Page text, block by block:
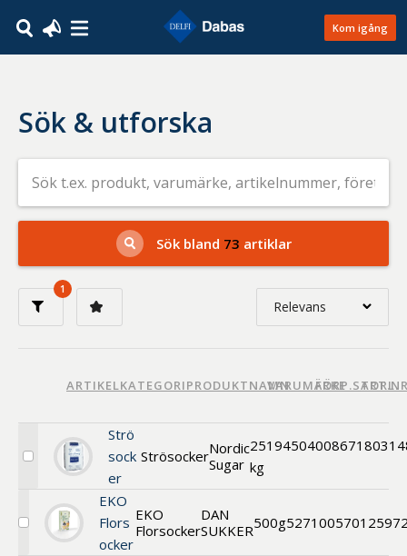
Kom igång
Sök & utforska
Sök
efter
livsmedel
på
t.ex.
produkt,
varumärke,
artikelnummer,
Sök bland 73 artiklar
1
Relevans
Nyaste
Benämning A-
Ö
Ö
Artikelnummer
ARTIKELKATEGORIPRODUKTNAMNVARUMÄRKEFÖRP.STORL.
Välj
Extravitt
Strö
sock
er
StrösockerNordic
Sugar
25
kg
1945
Välj
EKO
Flors
ocker
EKO
Florsocker
DAN
SUKKER500g52710